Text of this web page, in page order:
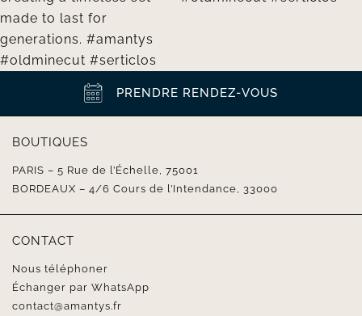
PRENDRE RENDEZ-VOUS
BOUTIQUES
PARIS – 5 Rue de l’Échelle, 75001
BORDEAUX – 4/6 Cours de l’Intendance, 33000
CONTACT
Nous téléphoner
Échanger par WhatsApp
contact@amantys.fr